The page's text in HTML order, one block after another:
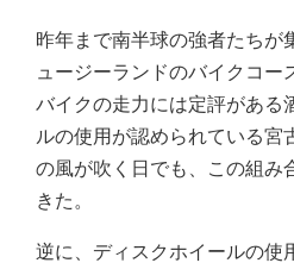
昨年まで南半球の強者たちが
ュージーランドのバイクコー
バイクの走力には定評がある
ルの使用が認められている宮
の風が吹く日でも、この組み
きた。
逆に、ディスクホイールの使